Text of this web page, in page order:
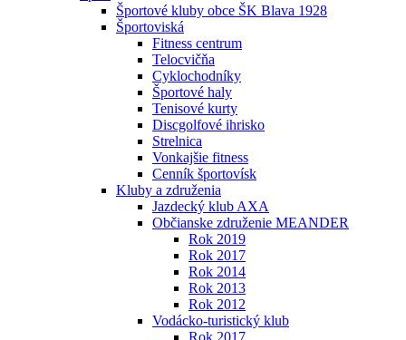
Športové kluby obce ŠK Blava 1928
Športoviská
Fitness centrum
Telocvičňa
Cyklochodníky
Športové haly
Tenisové kurty
Discgolfové ihrisko
Strelnica
Vonkajšie fitness
Cenník športovísk
Kluby a združenia
Jazdecký klub AXA
Občianske združenie MEANDER
Rok 2019
Rok 2017
Rok 2014
Rok 2013
Rok 2012
Vodácko-turistický klub
Rok 2017